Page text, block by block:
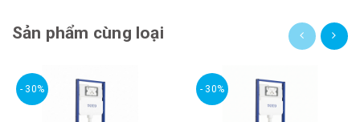
Sản phẩm cùng loại
- 30% - 30%